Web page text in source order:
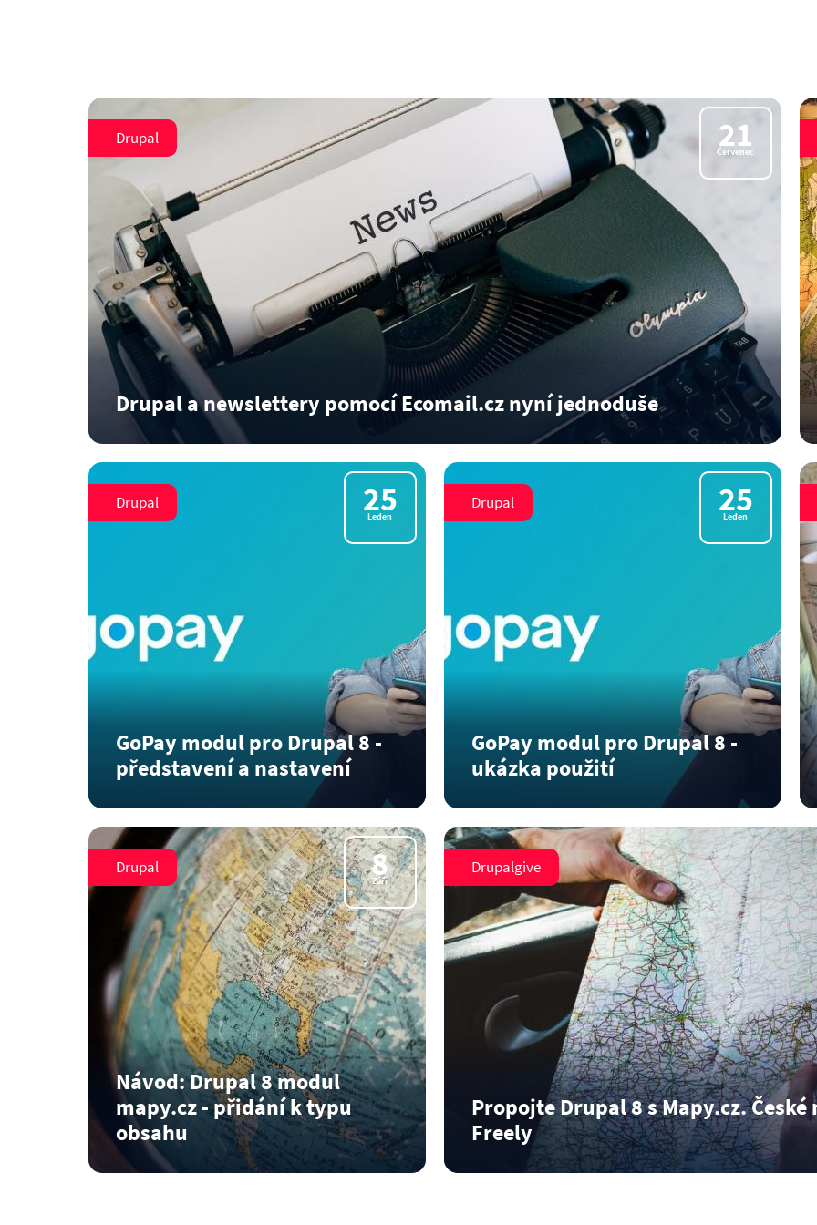
21
Červenec
Drupal
Drupal a newslettery pomocí Ecomail.cz nyní jednoduše
Získávání kontaktů na potenciální zákazníky je jeden z…
25
Leden
Drupal
GoPay modul pro Drupal 8 -
představení a nastavení
Platební brána GoPay je populární platební
Číst dál
25
Leden
Drupal
GoPay modul pro Drupal 8 -
ukázka použití
V předchozí článku&nbsp;jsme si představili
Číst dál
8
Září
Drupal
Návod: Drupal 8 modul
mapy.cz - přidání k typu
obsahu
Nový modul Mapy.cz od Freely pro Drupal 8
Drupalgive
Propojte Drupal 8 s Mapy.cz.
Freely
Zobrazení údajů na mapě je běžnou součástí